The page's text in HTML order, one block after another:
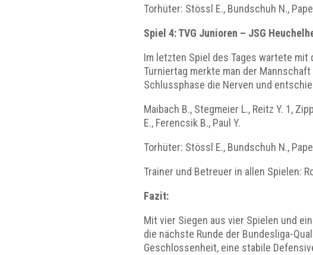
Torhüter: Stössl E., Bundschuh N.,
Spiel 4: TVG Junioren – JSG
Im letzten Spiel des Tages wartete mit
Turniertag merkte man der
Schlussphase die Nerven und
Maibach B., Stegmeier L., Reitz Y. 1,
E., Ferencsik B., Paul Y.
Torhüter: Stössl E., Bundschuh N.,
Trainer und Betreuer in allen Spielen:
Fazit:
Mit vier Siegen aus vier Spielen und
die nächste Runde der Bundesliga-
Geschlossenheit, eine stabile